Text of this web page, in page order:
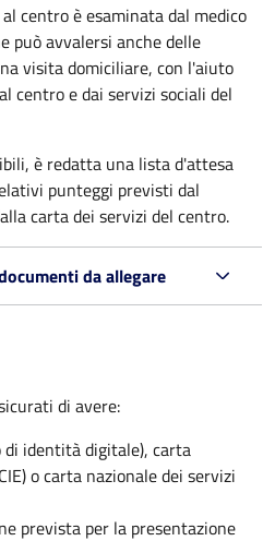
centro è esaminata dal medico
può avvalersi anche delle
visita domiciliare, con l'aiuto
centro e dai servizi sociali del
è redatta una lista d'attesa
punteggi previsti dal
carta dei servizi del centro.
da allegare
di avere:
di identità digitale), carta
o carta nazionale dei servizi
prevista per la presentazione